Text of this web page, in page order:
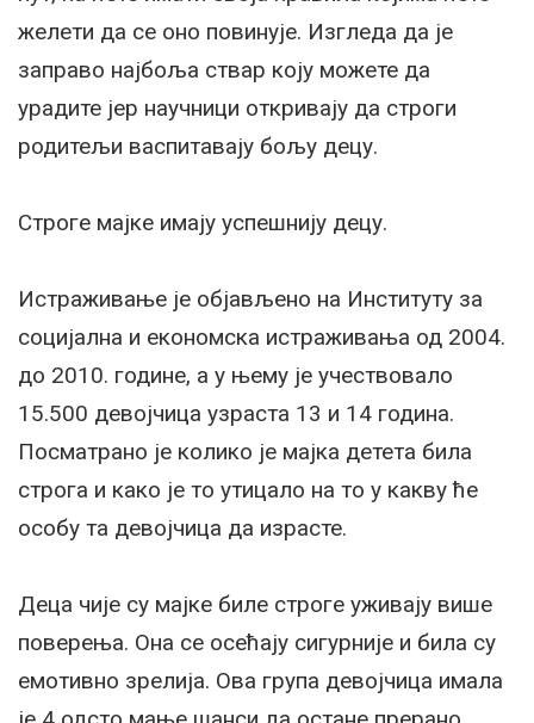
желети да се оно повинује. Изгледа да је
заправо најбоља ствар коју можете да
урадите јер научници откривају да строги
родитељи васпитавају бољу децу.
Строге мајке имају успешнију децу.
Истраживање је објављено на Институту за
социјална и економска истраживања од 2004.
до 2010. године, а у њему је учествовало
15.500 девојчица узраста 13 и 14 година.
Посматрано је колико је мајка детета била
строга и како је то утицало на то у какву ће
особу та девојчица да израсте.
Деца чије су мајке биле строге уживају више
поверења. Она се осећају сигурније и била су
емотивно зрелија. Ова група девојчица имала